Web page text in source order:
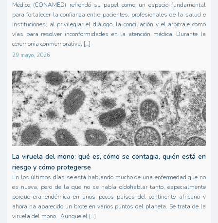
Médico (CONAMED) refrendó su papel como un espacio fundamental
para fortalecer la confianza entre pacientes, profesionales de la salud e
instituciones, al privilegiar el diálogo, la conciliación y el arbitraje como
vías para resolver inconformidades en la atención médica. Durante la
ceremonia conmemorativa, […]
29 mayo, 2026
La viruela del mono: qué es, cómo se contagia, quién está en
riesgo y cómo protegerse
En los últimos días se está hablando mucho de una enfermedad que no
es nueva, pero de la que no se había oídohablar tanto, especialmente
porque era endémica en unos pocos países del continente africano y
ahora ha aparecido un brote en varios puntos del planeta. Se trata de la
viruela del mono. Aunque el […]